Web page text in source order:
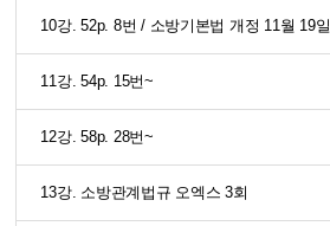
10강. 52p. 8번 / 소방기본법 개정 11월 19일
11강. 54p. 15번~
12강. 58p. 28번~
13강. 소방관계법규 오엑스 3회